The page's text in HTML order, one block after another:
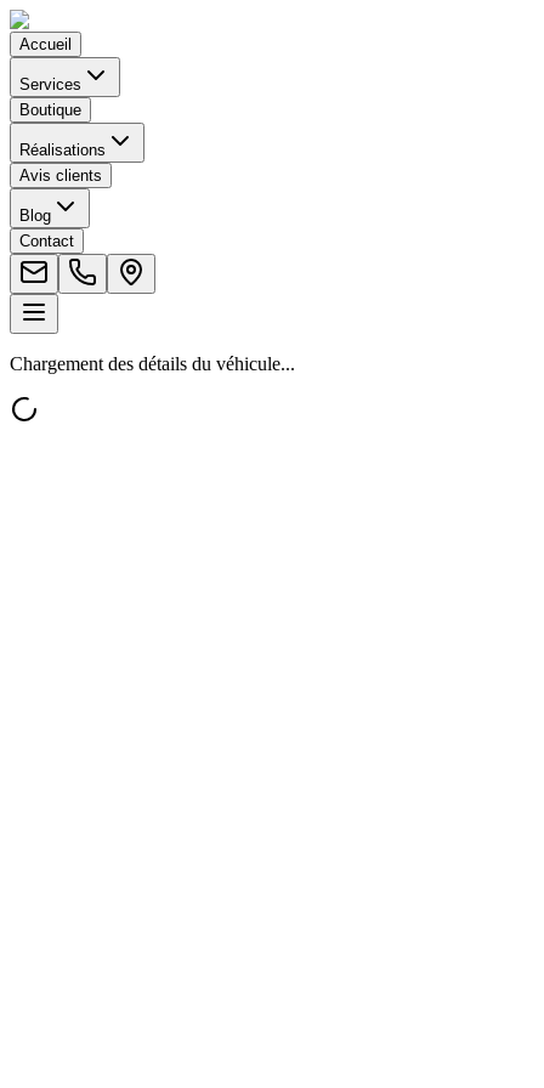
Accueil
Services
Boutique
Réalisations
Avis clients
Blog
Contact
Chargement des détails du véhicule...